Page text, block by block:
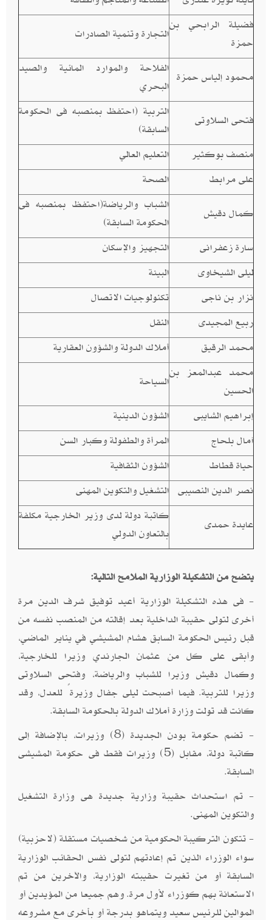
فضيلة الرابحي بن
حمزة
التجارة وتنمية الصادرات
محمود إلياس حمزة
الفلاحة والموارد المائية والصيد
البحري
فتحى السلاوتى
التربية (احتفظ بمنصبه فى الحكومة
السابقة)
منصف بوكثير
التعليم العالي
على مرابط
الصحة
كمال دقيش
الشباب والرياضة(احتفظ بمنصبه فى
الحكومة السابقة)
سارة زعفرانى
التجهيز والإسكان
ليلى الشيخاوى
البيئة
نزار بن ناجى
تكنولوجيات الاتصال
ربيع المجيدى
النقل
محمد الرقيق
أملاك الدولة والشؤون العقارية
محمد عبدالمعز بن
الحسين
السياحة
إبراهيم الشايبى
الشؤون الدينية
آمال بلحاج
المرأة والطفولة وكبار السن
حياة قطاط
الشؤون الثقافية
نصر الدين النصيبى
التشغيل والتكوين المهنى
عايدة حمدى
كاتبة دولة لدى وزير الخارجية مكلفة
بالتعاون الدولي
يتضح من التشكيلة الوزارية الملامح التالية:
- فى هذه التشكيلة الوزارية أعيد توفيق شرف الدين مرة
أخرى لتولى حقيبة الداخلية بعد إقالته من المنصب نفسه من
قبل رئيس الحكومة السابق هشام المشيشي في يناير الماضي،
وأبقى على كل من عثمان الجارندي وزيرا للخارجية،
وكمال دقيش وزيرا للشباب والرياضة، وفتحى السلاوتى
وزيرا للتربية. فيما أصبحت ليلى جفال وزيرةً للعدل، وقد
كانت قد تولت وزارة أملاك الدولة بالحكومة السابقة.
- تضم حكومة بودن الجديدة (8) وزيرات، بالإضافة إلى
كاتبة دولة، مقابل (5) وزيرات فقط فى حكومة المشيشى
السابقة.
- تم استحداث حقيبة وزارية جديدة هى وزارة التشغيل
والتكوين المهنى.
-تتكون التركيبة الحكومية من شخصيات مستقلة (لاحزبية)
سواء الوزراء الذين تم إعادتهم لتولى نفس الحقائب الوزارية
السابقة أو من تغيرت حقيبته الوزارية، والآخرين من تم
الاستعانة بهم كوزراء لأول مرة. وهم جميعا من المؤيدين أو
الموالين للرئيس سعيد ويتماهو بدرجة أو بأخرى مع مشروعه